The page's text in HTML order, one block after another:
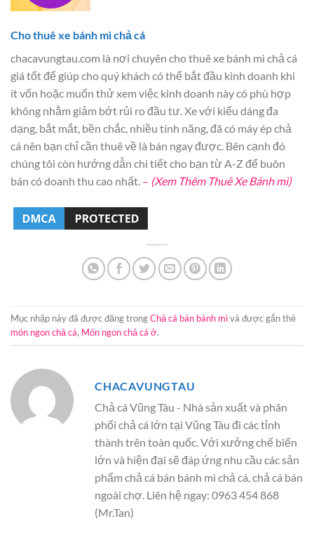
Cho thuê xe bánh mì chả cá
chacavungtau.com là nơi chuyên cho thuê xe bánh mì chả cá
giá tốt để giúp cho quý khách có thể bắt đầu kinh doanh khi
ít vốn hoặc muốn thử xem việc kinh doanh này có phù hợp
không nhằm giảm bớt rủi ro đầu tư. Xe với kiểu dáng đa
dạng, bắt mắt, bền chắc, nhiều tính năng, đã có máy ép chả
cá nên bạn chỉ cần thuê về là bán ngay được. Bên cạnh đó
chúng tôi còn hướng dẫn chi tiết cho bạn từ A-Z để buôn
bán có doanh thu cao nhất. – (Xem Thêm Thuê Xe Bánh mì)
Mục nhập này đã được đăng trongChả cá bán bánh mìvà được gắn thẻ
món ngon chả cá, Món ngon chả cá ở.
CHACAVUNGTAU
Chả cá Vũng Tàu - Nhà sản xuất và phân
phối chả cá lớn tại Vũng Tàu đi các tỉnh
thành trên toàn quốc. Với xưởng chế biến
lớn và hiện đại sẽ đáp ứng nhu cầu các sản
phẩm chả cá bán bánh mì chả cá, chả cá bán
ngoài chợ. Liên hệ ngay: 0963 454 868
(Mr.Tan)